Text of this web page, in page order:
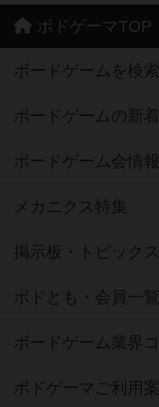
ボドゲーマTOP
ボードゲームを検
ボードゲームの新
ボードゲーム会情報
メカニクス特集
掲示板・トピックス
ボドとも・会員一覧
ボードゲーム業界
ボドゲーマご利用